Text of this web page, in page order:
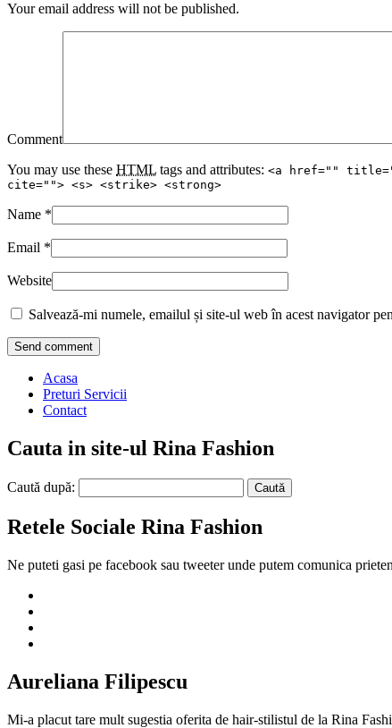
Your email address will not be published.
Comment
You may use these HTML tags and attributes: <a href=""
cite=""> <s> <strike> <strong>
Name *
Email *
Website
Salvează-mi numele, emailul și site-ul web în acest navigator
Acasa
Preturi Servicii
Contact
Cauta in site-ul Rina Fashion
Caută după:
Retele Sociale Rina Fashion
Ne puteti gasi pe facebook sau tweeter unde putem comunica
Aureliana Filipescu
Mi-a placut tare mult sugestia oferita de hair-stilistul de la Rina